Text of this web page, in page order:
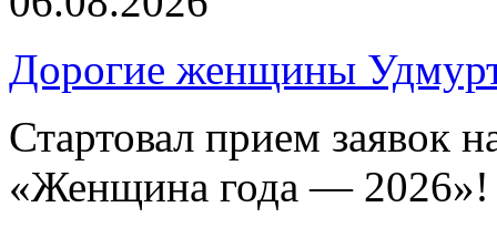
Дорогие женщины
Стартовал прием заявок
«Женщина года — 2026»!